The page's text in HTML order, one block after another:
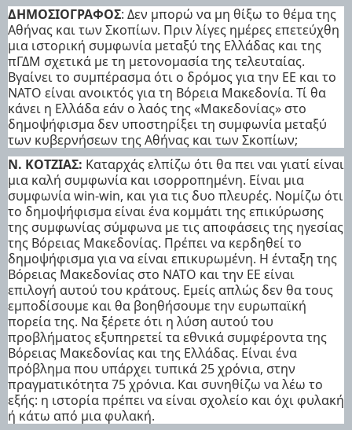
ΔΗΜΟΣΙΟΓΡΑΦΟΣ: Δεν μπορώ να μη θίξω το θέμα της
Αθήνας και των Σκοπίων. Πριν λίγες ημέρες επετεύχθη
μια ιστορική συμφωνία μεταξύ της Ελλάδας και της
πΓΔΜ σχετικά με τη μετονομασία της τελευταίας.
Βγαίνει το συμπέρασμα ότι ο δρόμος για την ΕΕ και το
ΝΑΤΟ είναι ανοικτός για τη Βόρεια Μακεδονία. Τί θα
κάνει η Ελλάδα εάν ο λαός της «Μακεδονίας» στο
δημοψήφισμα δεν υποστηρίξει τη συμφωνία μεταξύ
των κυβερνήσεων της Αθήνας και των Σκοπίων;
Ν. ΚΟΤΖΙΑΣ: Καταρχάς ελπίζω ότι θα πει ναι γιατί είναι
μια καλή συμφωνία και ισορροπημένη. Είναι μια
συμφωνία win-win, και για τις δυο πλευρές. Νομίζω ότι
το δημοψήφισμα είναι ένα κομμάτι της επικύρωσης
της συμφωνίας σύμφωνα με τις αποφάσεις της ηγεσίας
της Βόρειας Μακεδονίας. Πρέπει να κερδηθεί το
δημοψήφισμα για να είναι επικυρωμένη. Η ένταξη της
Βόρειας Μακεδονίας στο ΝΑΤΟ και την ΕΕ είναι
επιλογή αυτού του κράτους. Εμείς απλώς δεν θα τους
εμποδίσουμε και θα βοηθήσουμε την ευρωπαϊκή
πορεία της. Να ξέρετε ότι η λύση αυτού του
προβλήματος εξυπηρετεί τα εθνικά συμφέροντα της
Βόρειας Μακεδονίας και της Ελλάδας. Είναι ένα
πρόβλημα που υπάρχει τυπικά 25 χρόνια, στην
πραγματικότητα 75 χρόνια. Και συνηθίζω να λέω το
εξής: η ιστορία πρέπει να είναι σχολείο και όχι φυλακή
ή κάτω από μια φυλακή.